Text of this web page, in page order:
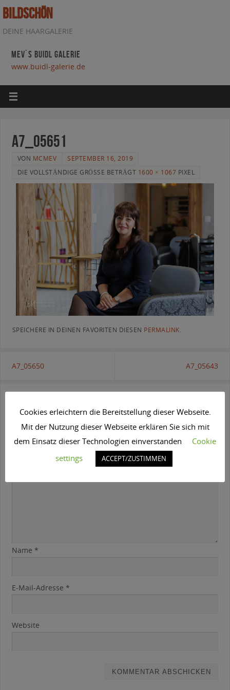
BILDSCHÖN
DEINE HAARGALERIE
MEV´S BUIDL GALERIE
www.buidl-galerie.de
A7_05651
VON MCMEV
SEPTEMBER 16, 2019
DIE VOLLSTÄNDIGE GRÖSSE BETRÄGT 1600 × 1067 PIXEL
SPEICHERE IN DEINEN FAVORITEN DIESEN PERMALINK.
A7_05650 A7_05643
Schreibe einen Kommentar
Deine E-Mail-Adresse wird nicht veröffentlicht.Erforderliche Felder sind
mit*markiert
*
Name *
E-Mail-Adresse *
Website
Cookies erleichtern die Bereitstellung dieser Webseite.
Mit der Nutzung dieser Webseite erklären Sie sich mit
dem Einsatz dieser Technologien einverstanden
Cookie
settings
ACCEPT/ZUSTIMMEN